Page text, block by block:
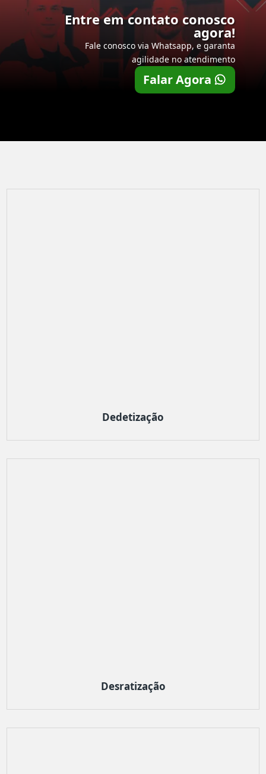
Entre em contato conosco
agora!
Fale conosco via Whatsapp, e garanta
agilidade no atendimento
Falar Agora
Dedetização
Desratização